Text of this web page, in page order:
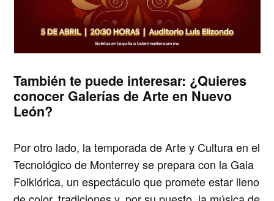
También te puede interesar: ¿Quieres
conocer Galerías de Arte en Nuevo
León?
Por otro lado, la temporada de Arte y Cultura en el
Tecnológico de Monterrey se prepara con la Gala
Folklórica, un espectáculo que promete estar lleno